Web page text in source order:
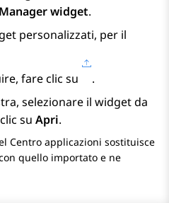
Manager widget.
personalizzati, per il
fare clic su
.
selezionare il widget da
su Apri.
Centro applicazioni sostituisce
quello importato e ne